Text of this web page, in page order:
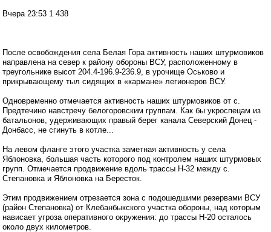
Вчера 23:53 1 438
После освобождения села Белая Гора активность наших штурмовиков
направлена на север к району обороны ВСУ, расположенному в
треугольнике высот 204.4-196.9-236.9, в урочище Оськово и
прикрывающему тыл сидящих в «кармане» легионеров ВСУ.
Одновременно отмечается активность наших штурмовиков от с.
Предтечино навстречу белогоровским группам. Как бы укроспецам из
батальонов, удерживающих правый берег канала Северский Донец -
Донбасс, не сгинуть в котле...
На левом фланге этого участка заметная активность у села
Яблоновка, большая часть которого под контролем наших штурмовых
групп. Отмечается продвижение вдоль трассы Н-32 между с.
Степановка и Яблоновка на Бересток.
Этим продвижением отрезается зона с подошедшими резервами ВСУ
(район Степановка) от Клебанбыкского участка обороны, над которым
нависает угроза оперативного окружения: до трассы Н-20 осталось
около двух километров.